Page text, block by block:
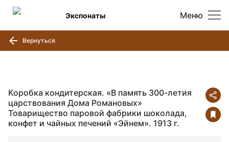
Меню
Экспонаты
Вернуться
Коробка кондитерская. «В память 300-летия
царствования Дома Романовых»
Товарищество паровой фабрики шоколада,
конфет и чайных печений «Эйнем». 1913 г.